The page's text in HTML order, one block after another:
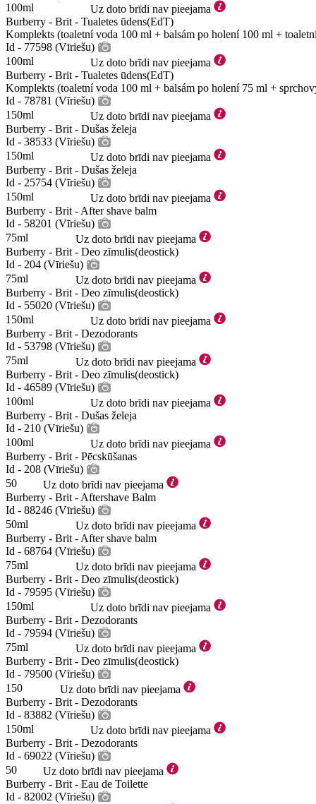
100ml
Uz doto brīdi nav pieejama
Burberry - Brit - Tualetes ūdens(EdT)
Komplekts (toaletní voda 100 ml + balsám po holení 100 ml +
Id - 77598 (Vīriešu)
100ml
Uz doto brīdi nav pieejama
Burberry - Brit - Tualetes ūdens(EdT)
Komplekts (toaletní voda 100 ml + balsám po holení 75 ml +
Id - 78781 (Vīriešu)
150ml
Uz doto brīdi nav pieejama
Burberry - Brit - Dušas želeja
Id - 38533 (Vīriešu)
150ml
Uz doto brīdi nav pieejama
Burberry - Brit - Dušas želeja
Id - 25754 (Vīriešu)
150ml
Uz doto brīdi nav pieejama
Burberry - Brit - After shave balm
Id - 58201 (Vīriešu)
75ml
Uz doto brīdi nav pieejama
Burberry - Brit - Deo zīmulis(deostick)
Id - 204 (Vīriešu)
75ml
Uz doto brīdi nav pieejama
Burberry - Brit - Deo zīmulis(deostick)
Id - 55020 (Vīriešu)
150ml
Uz doto brīdi nav pieejama
Burberry - Brit - Dezodorants
Id - 53798 (Vīriešu)
75ml
Uz doto brīdi nav pieejama
Burberry - Brit - Deo zīmulis(deostick)
Id - 46589 (Vīriešu)
100ml
Uz doto brīdi nav pieejama
Burberry - Brit - Dušas želeja
Id - 210 (Vīriešu)
100ml
Uz doto brīdi nav pieejama
Burberry - Brit - Pēcskūšanas
Id - 208 (Vīriešu)
50
Uz doto brīdi nav pieejama
Burberry - Brit - Aftershave Balm
Id - 88246 (Vīriešu)
50ml
Uz doto brīdi nav pieejama
Burberry - Brit - After shave balm
Id - 68764 (Vīriešu)
75ml
Uz doto brīdi nav pieejama
Burberry - Brit - Deo zīmulis(deostick)
Id - 79595 (Vīriešu)
150ml
Uz doto brīdi nav pieejama
Burberry - Brit - Dezodorants
Id - 79594 (Vīriešu)
75ml
Uz doto brīdi nav pieejama
Burberry - Brit - Deo zīmulis(deostick)
Id - 79500 (Vīriešu)
150
Uz doto brīdi nav pieejama
Burberry - Brit - Dezodorants
Id - 83882 (Vīriešu)
150ml
Uz doto brīdi nav pieejama
Burberry - Brit - Dezodorants
Id - 69022 (Vīriešu)
50
Uz doto brīdi nav pieejama
Burberry - Brit - Eau de Toilette
Id - 82002 (Vīriešu)